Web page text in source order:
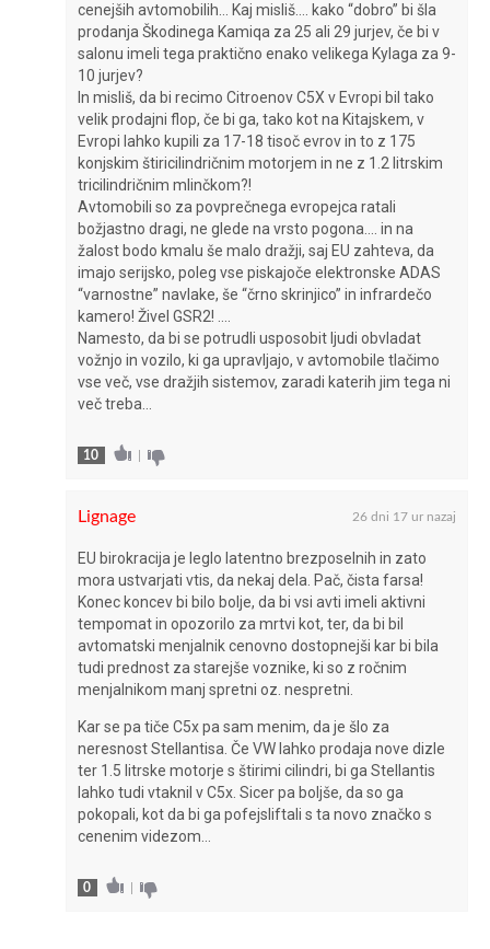
cenejših avtomobilih… Kaj misliš…. kako “dobro” bi šla
prodanja Škodinega Kamiqa za 25 ali 29 jurjev, če bi v
salonu imeli tega praktično enako velikega Kylaga za 9-
10 jurjev?
In misliš, da bi recimo Citroenov C5X v Evropi bil tako
velik prodajni flop, če bi ga, tako kot na Kitajskem, v
Evropi lahko kupili za 17-18 tisoč evrov in to z 175
konjskim štiricilindričnim motorjem in ne z 1.2 litrskim
tricilindričnim mlinčkom?!
Avtomobili so za povprečnega evropejca ratali
božjastno dragi, ne glede na vrsto pogona…. in na
žalost bodo kmalu še malo dražji, saj EU zahteva, da
imajo serijsko, poleg vse piskajoče elektronske ADAS
“varnostne” navlake, še “črno skrinjico” in infrardečo
kamero! Živel GSR2! ….
Namesto, da bi se potrudli usposobit ljudi obvladat
vožnjo in vozilo, ki ga upravljajo, v avtomobile tlačimo
vse več, vse dražjih sistemov, zaradi katerih jim tega ni
več treba…
10
Lignage 26 dni 17 ur nazaj
EU birokracija je leglo latentno brezposelnih in zato
mora ustvarjati vtis, da nekaj dela. Pač, čista farsa!
Konec koncev bi bilo bolje, da bi vsi avti imeli aktivni
tempomat in opozorilo za mrtvi kot, ter, da bi bil
avtomatski menjalnik cenovno dostopnejši kar bi bila
tudi prednost za starejše voznike, ki so z ročnim
menjalnikom manj spretni oz. nespretni.
Kar se pa tiče C5x pa sam menim, da je šlo za
neresnost Stellantisa. Če VW lahko prodaja nove dizle
ter 1.5 litrske motorje s štirimi cilindri, bi ga Stellantis
lahko tudi vtaknil v C5x. Sicer pa boljše, da so ga
pokopali, kot da bi ga pofejsliftali s ta novo značko s
cenenim videzom…
0